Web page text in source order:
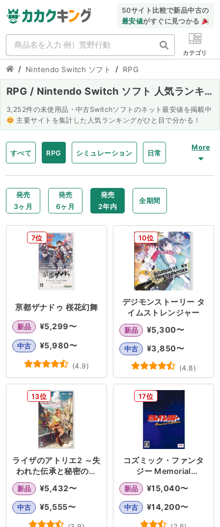
50サイト比較で新品中古の
最安値がすぐに見つかる
カテゴリ
/ Nintendo Switch ソフト / RPG
RPG / Nintendo Switch ソフト 人気ランキ
ング
3,252件の未使用品・中古Switchソフトのネット最安値を掲載中
主要サイトを集計した人気ランキングがひと目で分かる！
すべて RPG シミュレーション 日常
ホラー アドベンチャー 格闘
ミニゲーム アクション
パズル&コンストラクション
フィットネス スポーツ リズムゲーム
More
発売
3ヶ月
発売
6ヶ月
発売
2年内
全期間
7位
亰都ザナドゥ 桜花幻舞
新品 ¥5,299〜
中古 ¥5,980〜
(4.9)
10位
デジモンストーリー タ
イムストレンジャー
新品 ¥5,300〜
中古 ¥3,850〜
(4.8)
13位
ライザのアトリエ2 ～失
われた伝承と秘密の妖
新品 ¥5,432〜
中古 ¥5,555〜
17位
コズミック・ファンタ
ジー Memorial
新品 ¥15,040〜
中古 ¥14,200〜